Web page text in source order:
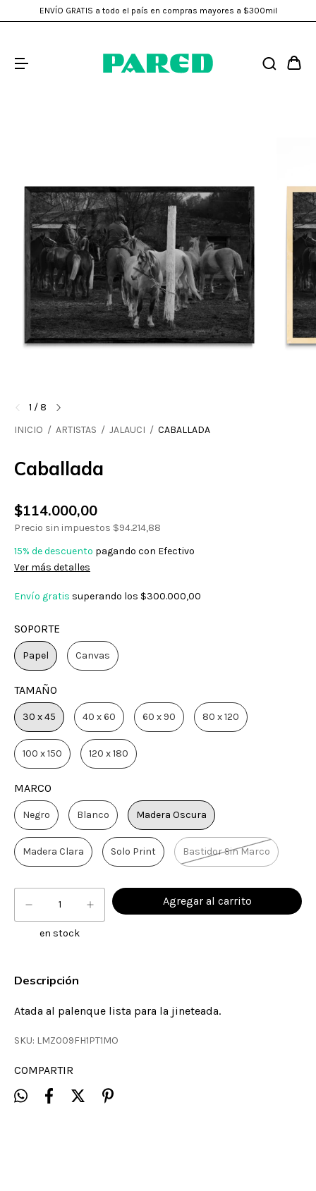
ENVÍO GRATIS a todo el país en compras mayores a $300mil
1 /8
INICIO / ARTISTAS / JALAUCI / CABALLADA
Caballada
$114.000,00
Precio sin impuestos $94.214,88
15% de descuento pagando con Efectivo
Ver más detalles
Envío gratis superando los $300.000,00
SOPORTE
Papel Canvas
TAMAÑO
30 x 45 40 x 60 60 x 90 80 x 120
100 x 150 120 x 180
MARCO
Negro Blanco Madera Oscura
Madera Clara Solo Print Bastidor Sin Marco
en stock
Descripción
Atada al palenque lista para la jineteada.
SKU: LMZ009FH1PT1MO
COMPARTIR